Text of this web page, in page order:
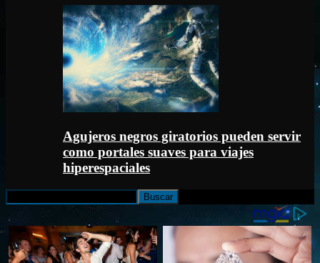
Agujeros negros giratorios pueden servir
como portales suaves para viajes
hiperespaciales